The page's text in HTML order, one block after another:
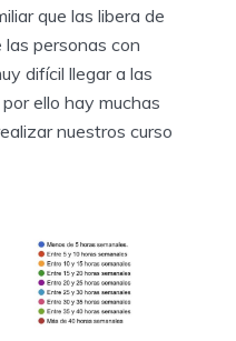
que las libera de
las personas con
difícil llegar a las
ello hay muchas
nuestros curso